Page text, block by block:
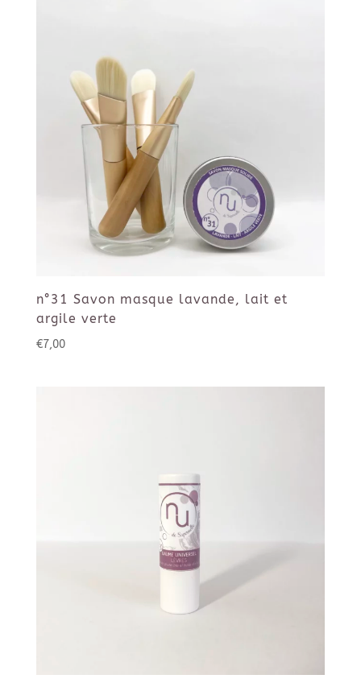
n°31 Savon masque lavande, lait et
argile verte
€7,00